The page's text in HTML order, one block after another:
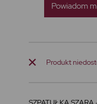
Powiadom
Produkt